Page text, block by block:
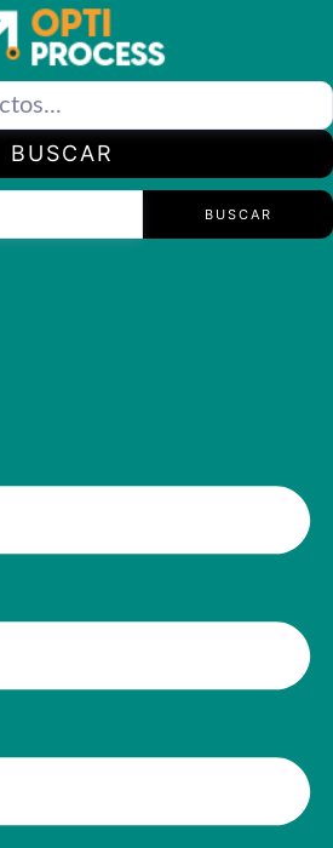
BUSCAR
BUSCAR